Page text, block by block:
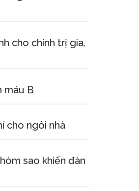
cho chính trị gia,
máu B
cho ngôi nhà
sao khiến đàn